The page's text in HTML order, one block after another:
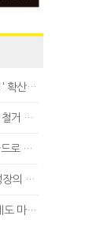
우려
없다"
탄다
험대
본격화